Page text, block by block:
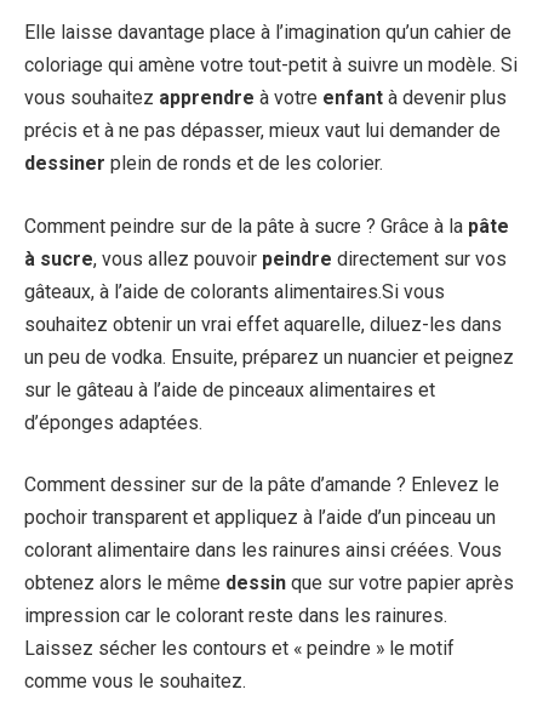
Elle laisse davantage place à l’imagination qu’un cahier de
coloriage qui amène votre tout-petit à suivre un modèle. Si
vous souhaitez apprendre à votre enfant à devenir plus
précis et à ne pas dépasser, mieux vaut lui demander de
dessiner plein de ronds et de les colorier.
Comment peindre sur de la pâte à sucre ? Grâce à la pâte
à sucre, vous allez pouvoir peindre directement sur vos
gâteaux, à l’aide de colorants alimentaires.Si vous
souhaitez obtenir un vrai effet aquarelle, diluez-les dans
un peu de vodka. Ensuite, préparez un nuancier et peignez
sur le gâteau à l’aide de pinceaux alimentaires et
d’éponges adaptées.
Comment dessiner sur de la pâte d’amande ? Enlevez le
pochoir transparent et appliquez à l’aide d’un pinceau un
colorant alimentaire dans les rainures ainsi créées. Vous
obtenez alors le même dessin que sur votre papier après
impression car le colorant reste dans les rainures.
Laissez sécher les contours et « peindre » le motif
comme vous le souhaitez.